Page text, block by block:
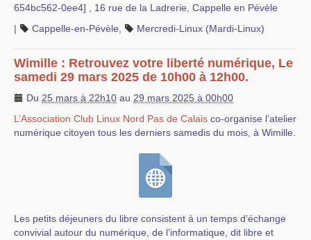
654bc562-0ee4] , 16 rue de la Ladrerie, Cappelle en Pévèle
|
Cappelle-en-Pévèle Mercredi-Linux (Mardi-Linux)
Wimille : Retrouvez votre liberté numérique, Le
samedi 29 mars 2025 de 10h00 à 12h00.
Du 25 mars à 22h10 au 29 mars 2025 à 00h00
L’Association Club Linux Nord Pas de Calais co-organise l’atelier
numérique citoyen tous les derniers samedis du mois, à Wimille.
Les petits déjeuners du libre consistent à un temps d’échange
convivial autour du numérique, de l’informatique, dit libre et